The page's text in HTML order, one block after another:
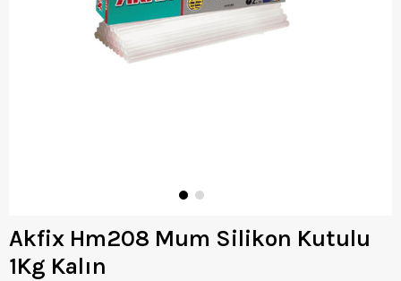
Akfix Hm208 Mum Silikon Kutulu
1Kg Kalın